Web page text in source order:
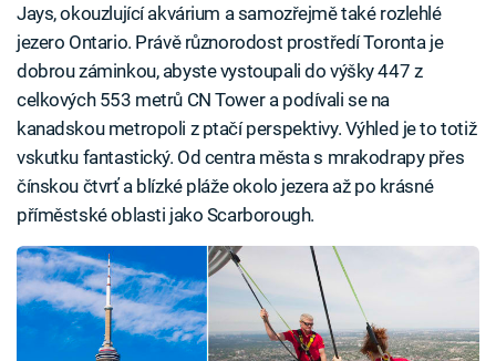
Jays, okouzlující akvárium a samozřejmě také rozlehlé
jezero Ontario. Právě různorodost prostředí Toronta je
dobrou záminkou, abyste vystoupali do výšky 447 z
celkových 553 metrů CN Tower a podívali se na
kanadskou metropoli z ptačí perspektivy. Výhled je to totiž
vskutku fantastický. Od centra města s mrakodrapy přes
čínskou čtvrť a blízké pláže okolo jezera až po krásné
příměstské oblasti jako Scarborough.